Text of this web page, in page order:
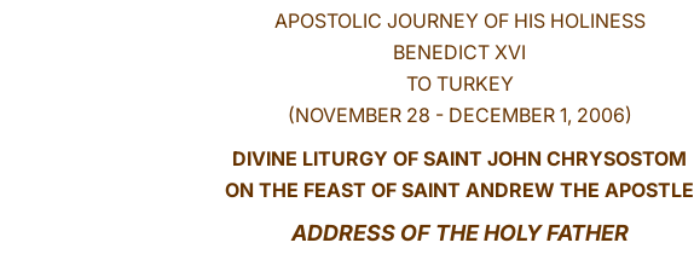
APOSTOLIC JOURNEY OF HIS HOLINESS
BENEDICT XVI
TO TURKEY
(NOVEMBER 28 - DECEMBER 1, 2006)
DIVINE LITURGY OF SAINT JOHN CHRYSOSTOM
ON THE FEAST OF SAINT ANDREW THE APOSTLE
ADDRESS OF THE HOLY FATHER